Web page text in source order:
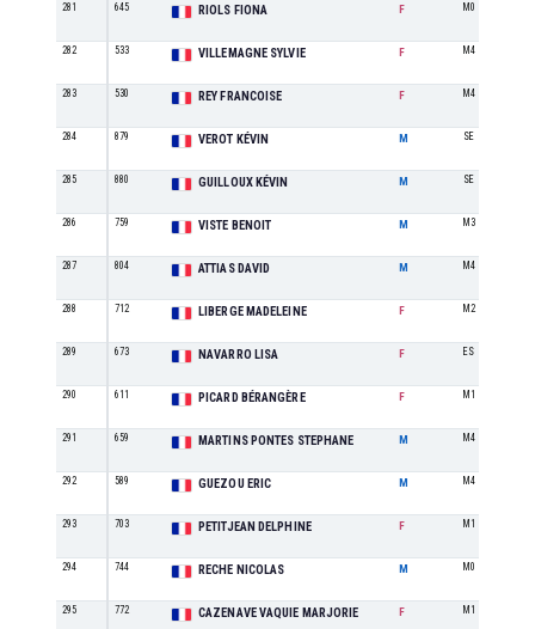
281 645 RIOLS FIONA F M0
282 533 VILLEMAGNE SYLVIE F M4
283 530 REY FRANCOISE F M4
284 879 VEROT KÉVIN M SE
285 880 GUILLOUX KÉVIN M SE
286 759 VISTE BENOIT M M3
287 804 ATTIAS DAVID M M4
288 712 LIBERGE MADELEINE F M2
289 673 NAVARRO LISA F ES
290 611 PICARD BÉRANGÈRE F M1
291 659 MARTINS PONTES STEPHANE M M4
292 589 GUEZOU ERIC M M4
293 703 PETITJEAN DELPHINE F M1
294 744 RECHE NICOLAS M M0
295 772 CAZENAVE VAQUIE MARJORIE F M1